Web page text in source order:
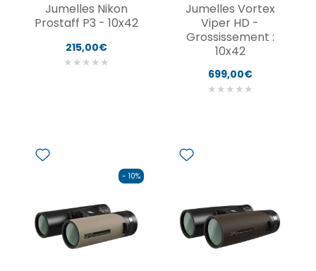
Jumelles Nikon
Prostaff P3 - 10x42
215,00€
★ ★ ★ ★ ★
Jumelles Vortex
Viper HD -
Grossissement :
10x42
699,00€
★ ★ ★ ★ ★
- 10%